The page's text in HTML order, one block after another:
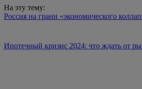
На эту тему:
Россия на грани «экономического
Ипотечный кризис 2024: что ждать от